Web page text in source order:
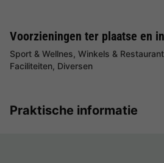
Voorzieningen ter plaatse en
Sport & Wellnes, Winkels &
Faciliteiten, Diversen
Praktische informatie